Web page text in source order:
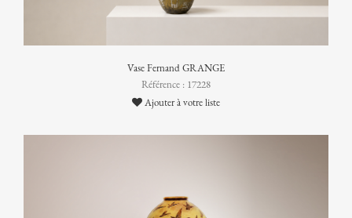
Vase Fernand GRANGE
Référence : 17228
Ajouter à votre liste